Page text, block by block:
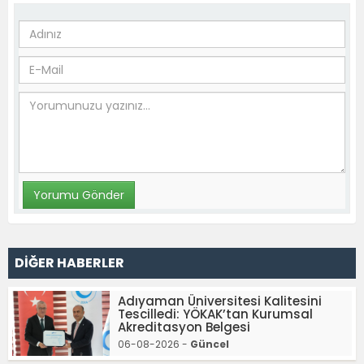
DİĞER HABERLER
Adıyaman Üniversitesi Kalitesini
Tescilledi: YÖKAK’tan Kurumsal
Akreditasyon Belgesi
06-08-2026 - Güncel